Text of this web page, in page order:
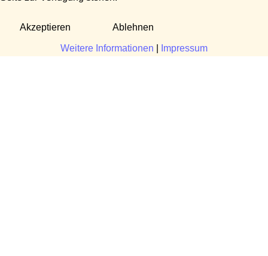
Akzeptieren Ablehnen
Weitere Informationen Impressum